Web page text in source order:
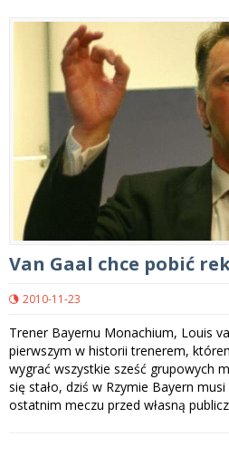
Van Gaal chce pobić
2010-11-23
Trener Bayernu Monachium, Louis
pierwszym w historii trenerem,
wygrać wszystkie sześć grupowych
się stało, dziś w Rzymie Bayern
ostatnim meczu przed własną